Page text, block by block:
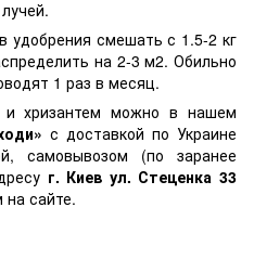
удобрения смешать с 1.5-2 кг
на 2-3 м2. Обильно
1 раз в месяц.
и хризантем можно в нашем
с доставкой по Украине
самовывозом (по заранее
г. Киев ул. Стеценка 33
сайте.